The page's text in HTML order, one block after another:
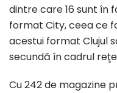
dintre care 16 sunt în
format City, ceea ce
acestui format Clujul
secundă în cadrul
Cu 242 de magazine